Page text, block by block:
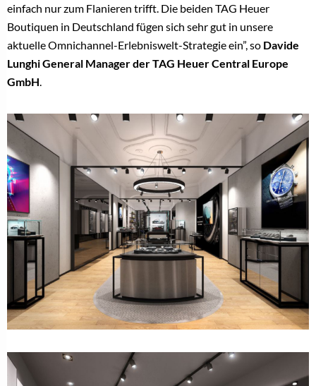
einfach nur zum Flanieren trifft. Die beiden TAG Heuer
Boutiquen in Deutschland fügen sich sehr gut in unsere
aktuelle Omnichannel-Erlebniswelt-Strategie ein”, so Davide
Lunghi General Manager der TAG Heuer Central Europe
GmbH